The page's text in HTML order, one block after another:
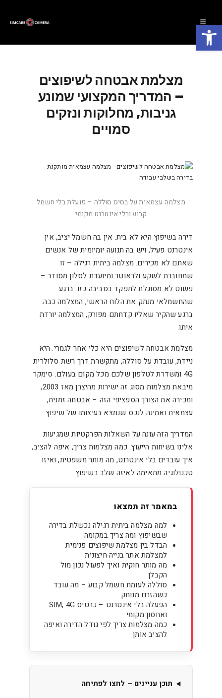
פתח סרגל נגישות
מצלמת אבטחה לשיפוצים
– המדריך המקצועי שמונע
גניבות, מחלוקות ונזקים
סמויים
מצלמה עצמאית על בסיס סוללה – פועלת בלי חשמל
קבוע ובלי אינטרנט מקומי
דירה בשיפוץ היא לא בית. אין בה חשמל יציב, אין
אינטרנט פעיל, ויש בה תנועה יומיומית של אנשים
שאתם לא מכירים. מצלמה ביתית רגילה – זו
שמחוברת לשקע ולראוטר ומיועדת לסלון מסודר –
פשוט לא מסוגלת לתפקד בסביבה כזו. ברגע
שהחשמלאי מנתק את הלוח הראשי, המצלמה כבה.
ברגע שהקיר שאליו קדחתם מפורק, המצלמה יורדת
איתו.
מצלמת אבטחה לשיפוצים היא כלי אחר לגמרי. היא
ניידת, עובדת על סוללה, מתקשרת דרך רשת סלולרית
4G ומשדרת לטלפון שלכם מכל מקום בעולם. סימקר
מיבאת מצלמות מסוג זה ישירות מהיצרן מאז 2003,
ומכירה את הצורך הספציפי הזה – אבטחה זמנית,
עצמאית ואמינה לנכס שנמצא בעיצומו של שיפוץ.
המדריך הזה עונה על השאלות הפרקטיות שמגיעות
אלינו בשיחות הייעוץ. כמה מצלמות צריך, איפה להציב,
איך עובדים בלי אינטרנט, מה מותר משפטית, ואיזו
טכנולוגיה מתאימה לאיזה שלב בשיפוץ.
במאמר זה תמצאו
למה מצלמה ביתית רגילה נכשלת בדירה
שבשיפוץ ומה צריך במקומה
הבדל בין מצלמת שיפוצים פנימית
למצלמת אתר בנייה חיצונית
מה מותר חוקית ואיך לפעול נכון מול
הקבלן
סוללה לעומת חשמל קבוע – מה עובד
כשהזרם מנותק
הפעלה בלי אינטרנט – כרטיס SIM, 4G
ואחסון מקומי
כמה מצלמות צריך לפי גודל הדירה ואיפה
להציב אותן
תוכן עניינים – לחצו לפתיחה